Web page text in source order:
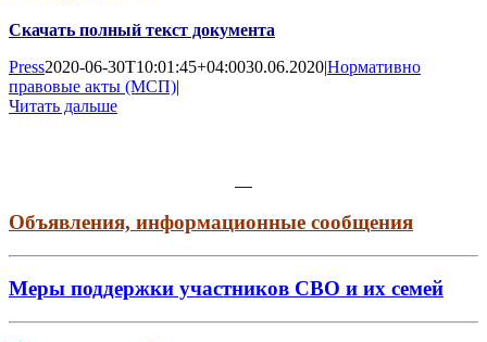
Скачать полный текст документа
Press2020-06-30T10:01:45+04:0030.06.2020|Нормативно
правовые акты (МСП)|
Читать дальше
Объявления, информационные сообщения
Меры поддержки участников СВО и их семей